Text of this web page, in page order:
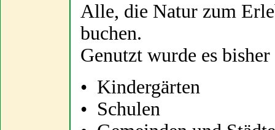
Alle, die Natur zum
buchen.
Genutzt wurde es
• Kindergärten
• Schulen